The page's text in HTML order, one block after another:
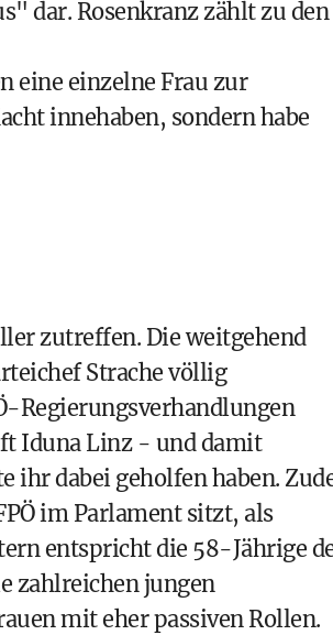
dar. Rosenkranz zählt zu den
eine einzelne Frau zur
innehaben, sondern habe
zutreffen. Die weitgehend
Strache völlig
Regierungsverhandlungen
Iduna Linz - und damit
ihr dabei geholfen haben.
im Parlament sitzt, als
entspricht die 58-Jährige
zahlreichen jungen
mit eher passiven Rollen.